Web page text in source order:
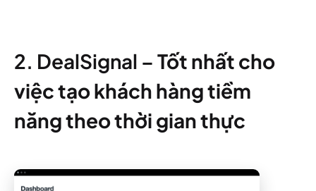
2. DealSignal – Tốt nhất cho
việc tạo khách hàng tiềm
năng theo thời gian thực